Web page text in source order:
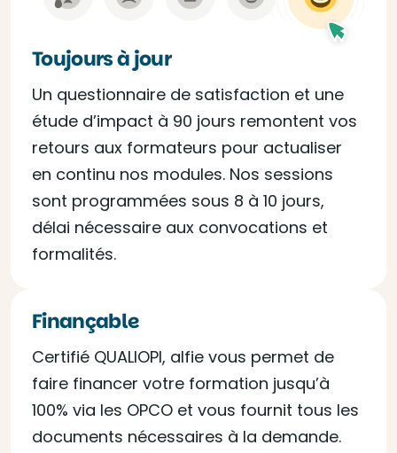
Toujours à jour
Un questionnaire de satisfaction et une
étude d’impact à 90 jours remontent vos
retours aux formateurs pour actualiser
en continu nos modules. Nos sessions
sont programmées sous 8 à 10 jours,
délai nécessaire aux convocations et
formalités.
Finançable
Certifié QUALIOPI, alfie vous permet de
faire financer votre formation jusqu’à
100% via les OPCO et vous fournit tous les
documents nécessaires à la demande.